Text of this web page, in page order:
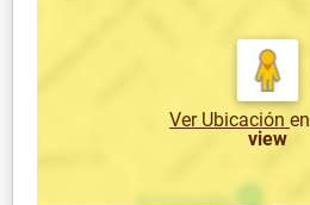
Ver Ubicación en
view